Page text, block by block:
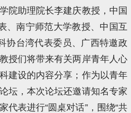
院助理院长李建庆教授，中国
、南宁师范大学教授、中国互
协台湾代表委员、广西特邀政
授们将带来有关两岸青年人心
建设的内容分享；作为以青年
坛，本次论坛还邀请知名专家
代表进行“圆桌对话”，围绕“共